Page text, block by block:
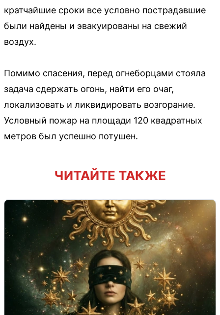
кратчайшие сроки все условно пострадавшие
были найдены и эвакуированы на свежий
воздух.
Помимо спасения, перед огнеборцами стояла
задача сдержать огонь, найти его очаг,
локализовать и ликвидировать возгорание.
Условный пожар на площади 120 квадратных
метров был успешно потушен.
ЧИТАЙТЕ ТАКЖЕ